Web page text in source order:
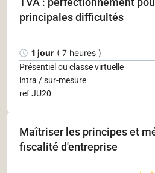
principales difficultés
1 jour ( 7 heures )
Présentiel ou classe virtuelle
intra / sur-mesure
ref JU20
Maîtriser les principes et
fiscalité d'entreprise